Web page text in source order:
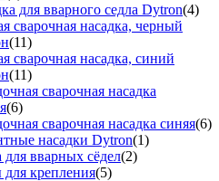
для вварного седла Dytron(4)
сварочная насадка, черный
(11)
сварочная насадка, синий
(11)
сварочная насадка
(6)
сварочная насадка синяя(6)
насадки Dytron(1)
для вварных сёдел(2)
крепления(5)